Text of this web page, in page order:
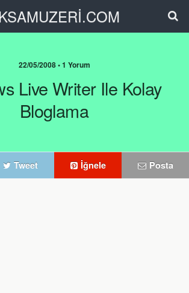
22/05/2008 • 1 Yorum
Live Writer Ile Kolay
Bloglama
Tweet İğnele Posta